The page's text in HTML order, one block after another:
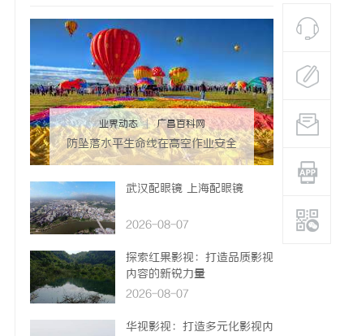
业界动态 | 广昌百科网
防坠落水平生命线在高空作业安全
中的关键作用与应用解析
武汉配眼镜 上海配眼镜
2026-08-07
探索红果影视：打造品质影视
内容的新锐力量
2026-08-07
华视影视：打造多元化影视内